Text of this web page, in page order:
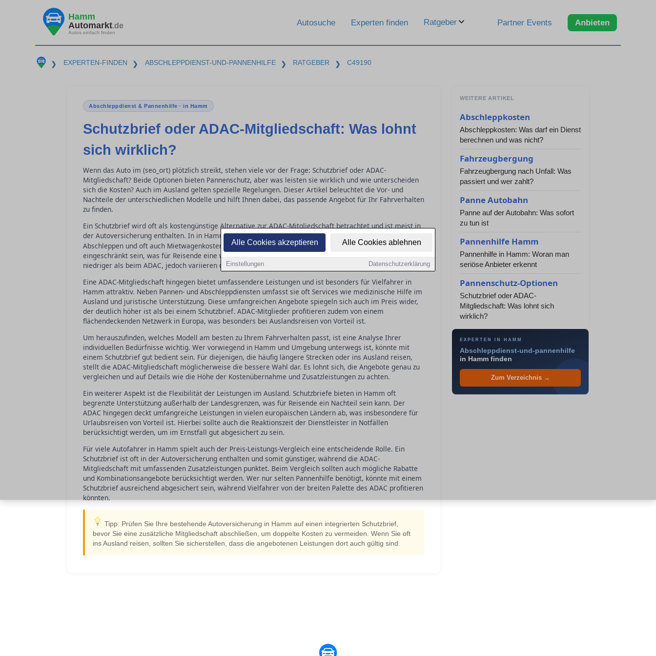
Alle Cookies akzeptieren Alle Cookies ablehnen
Einstellungen Datenschutzerklärung
Hamm
Automarkt.de
Autos einfach finden
Autosuche Experten finden Ratgeber Partner Events Anbieten
❯ EXPERTEN-FINDEN ❯ ABSCHLEPPDIENST-UND-PANNENHILFE ❯ RATGEBER ❯ C49190
Abschleppdienst & Pannenhilfe · in Hamm
Schutzbrief oder ADAC-Mitgliedschaft: Was lohnt
sich wirklich?
Wenn das Auto im (seo_ort) plötzlich streikt, stehen viele vor der Frage: Schutzbrief oder ADAC-
Mitgliedschaft? Beide Optionen bieten Pannenschutz, aber was leisten sie wirklich und wie unterscheiden
sich die Kosten? Auch im Ausland gelten spezielle Regelungen. Dieser Artikel beleuchtet die Vor- und
Nachteile der unterschiedlichen Modelle und hilft Ihnen dabei, das passende Angebot für Ihr Fahrverhalten
zu finden.
Ein Schutzbrief wird oft als kostengünstige Alternative zur ADAC-Mitgliedschaft betrachtet und ist meist in
der Autoversicherung enthalten. In in Hamm bieten viele Versicherer diesen Service an, der
Abschleppen und oft auch Mietwagenkosten deckt. Allerdings können die Leistungen im Ausland
eingeschränkt sein, was für Reisende eine wichtige Überlegung darstellt. Die Kosten sind in der Regel
niedriger als beim ADAC, jedoch variieren die genauen Leistungen stark zwischen den Anbietern.
Eine ADAC-Mitgliedschaft hingegen bietet umfassendere Leistungen und ist besonders für Vielfahrer in
Hamm attraktiv. Neben Pannen- und Abschleppdiensten umfasst sie oft Services wie medizinische Hilfe im
Ausland und juristische Unterstützung. Diese umfangreichen Angebote spiegeln sich auch im Preis wider,
der deutlich höher ist als bei einem Schutzbrief. ADAC-Mitglieder profitieren zudem von einem
flächendeckenden Netzwerk in Europa, was besonders bei Auslandsreisen von Vorteil ist.
Um herauszufinden, welches Modell am besten zu Ihrem Fahrverhalten passt, ist eine Analyse Ihrer
individuellen Bedürfnisse wichtig. Wer vorwiegend in Hamm und Umgebung unterwegs ist, könnte mit
einem Schutzbrief gut bedient sein. Für diejenigen, die häufig längere Strecken oder ins Ausland reisen,
stellt die ADAC-Mitgliedschaft möglicherweise die bessere Wahl dar. Es lohnt sich, die Angebote genau zu
vergleichen und auf Details wie die Höhe der Kostenübernahme und Zusatzleistungen zu achten.
Ein weiterer Aspekt ist die Flexibilität der Leistungen im Ausland. Schutzbriefe bieten in Hamm oft
begrenzte Unterstützung außerhalb der Landesgrenzen, was für Reisende ein Nachteil sein kann. Der
ADAC hingegen deckt umfangreiche Leistungen in vielen europäischen Ländern ab, was insbesondere für
Urlaubsreisen von Vorteil ist. Hierbei sollte auch die Reaktionszeit der Dienstleister in Notfällen
berücksichtigt werden, um im Ernstfall gut abgesichert zu sein.
Für viele Autofahrer in Hamm spielt auch der Preis-Leistungs-Vergleich eine entscheidende Rolle. Ein
Schutzbrief ist oft in der Autoversicherung enthalten und somit günstiger, während die ADAC-
Mitgliedschaft mit umfassenden Zusatzleistungen punktet. Beim Vergleich sollten auch mögliche Rabatte
und Kombinationsangebote berücksichtigt werden. Wer nur selten Pannenhilfe benötigt, könnte mit einem
Schutzbrief ausreichend abgesichert sein, während Vielfahrer von der breiten Palette des ADAC profitieren
könnten.
Tipp: Prüfen Sie Ihre bestehende Autoversicherung in Hamm auf einen integrierten Schutzbrief,
bevor Sie eine zusätzliche Mitgliedschaft abschließen, um doppelte Kosten zu vermeiden. Wenn Sie oft
ins Ausland reisen, sollten Sie sicherstellen, dass die angebotenen Leistungen dort auch gültig sind.
WEITERE ARTIKEL
Abschleppkosten
Abschleppkosten: Was darf ein Dienst
berechnen und was nicht?
Fahrzeugbergung
Fahrzeugbergung nach Unfall: Was
passiert und wer zahlt?
Panne Autobahn
Panne auf der Autobahn: Was sofort
zu tun ist
Pannenhilfe Hamm
Pannenhilfe in Hamm: Woran man
seriöse Anbieter erkennt
Pannenschutz-Optionen
Schutzbrief oder ADAC-
Mitgliedschaft: Was lohnt sich
wirklich?
EXPERTEN IN HAMM
Abschleppdienst-und-pannenhilfe
in Hamm finden
Zum Verzeichnis →